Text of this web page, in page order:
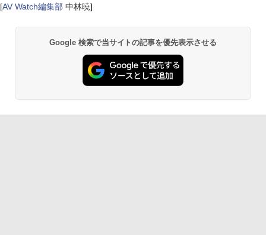
[AV Watch編集部 中林暁]
Google 検索で当サイトの記事を優先表示させる